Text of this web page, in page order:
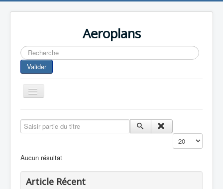
Aeroplans
Rechercher
Valider
Toggle
Navigation
Aviation Commerciale
Europespace
Saisir partie du titre
Affichage #
Aucun résultat
Article Récent